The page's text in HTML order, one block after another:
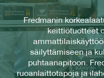
Fredmanin
keittiötuotteet
säilyttämiseen ja
puhtaanapitoon.
ruoanlaittotapoja ja